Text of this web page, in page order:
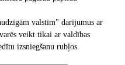
valstīm" darījumus ar
veikt tikai ar valdības
izsniegšanu rubļos.